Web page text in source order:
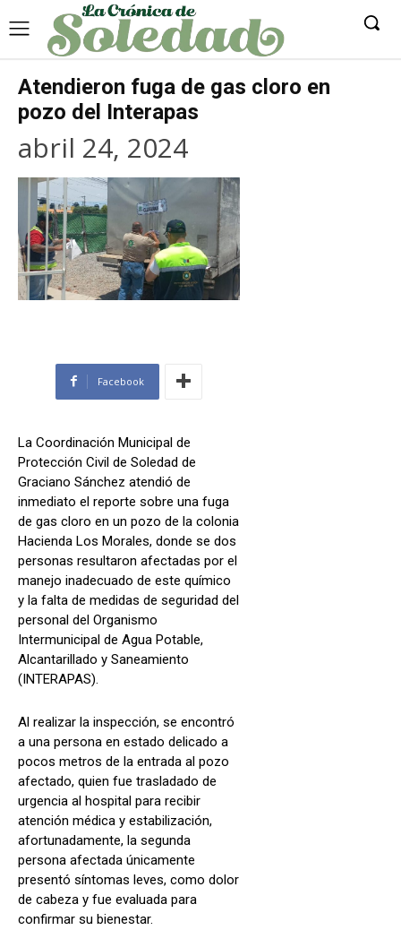
Atendieron fuga de gas cloro en
pozo del Interapas
abril 24, 2024
Facebook
La Coordinación Municipal de
Protección Civil de Soledad de
Graciano Sánchez atendió de
inmediato el reporte sobre una fuga
de gas cloro en un pozo de la colonia
Hacienda Los Morales, donde se dos
personas resultaron afectadas por el
manejo inadecuado de este químico
y la falta de medidas de seguridad del
personal del Organismo
Intermunicipal de Agua Potable,
Alcantarillado y Saneamiento
(INTERAPAS).
Al realizar la inspección, se encontró
a una persona en estado delicado a
pocos metros de la entrada al pozo
afectado, quien fue trasladado de
urgencia al hospital para recibir
atención médica y estabilización,
afortunadamente, la segunda
persona afectada únicamente
presentó síntomas leves, como dolor
de cabeza y fue evaluada para
confirmar su bienestar.